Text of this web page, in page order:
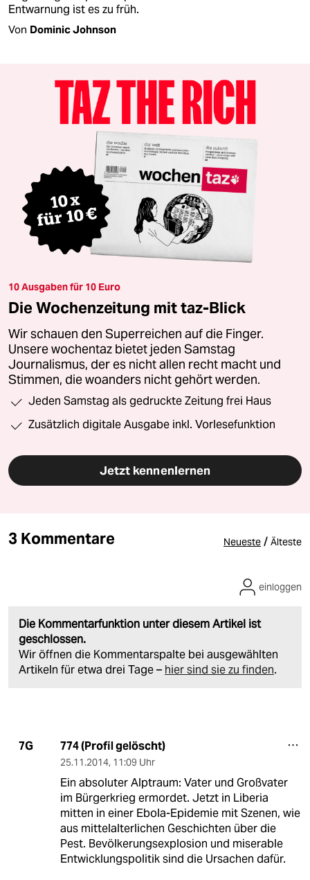
Entwarnung ist es zu früh.
Von Dominic Johnson
10 Ausgaben für 10 Euro
Die Wochenzeitung mit taz-Blick
Wir schauen den Superreichen auf die Finger.
Unsere wochentaz bietet jeden Samstag
Journalismus, der es nicht allen recht macht und
Stimmen, die woanders nicht gehört werden.
Jeden Samstag als gedruckte Zeitung frei Haus
Zusätzlich digitale Ausgabe inkl. Vorlesefunktion
Jetzt kennenlernen
3 Kommentare Neueste / Älteste
Die Kommentarfunktion unter diesem Artikel ist
geschlossen.
Wir öffnen die Kommentarspalte bei ausgewählten
Artikeln für etwa drei Tage – hier sind sie zu finden.
einloggen
7G 774 (Profil gelöscht)
25.11.2014, 11:09 Uhr
Ein absoluter Alptraum: Vater und Großvater
im Bürgerkrieg ermordet. Jetzt in Liberia
mitten in einer Ebola-Epidemie mit Szenen, wie
aus mittelalterlichen Geschichten über die
Pest. Bevölkerungsexplosion und miserable
Entwicklungspolitik sind die Ursachen dafür.